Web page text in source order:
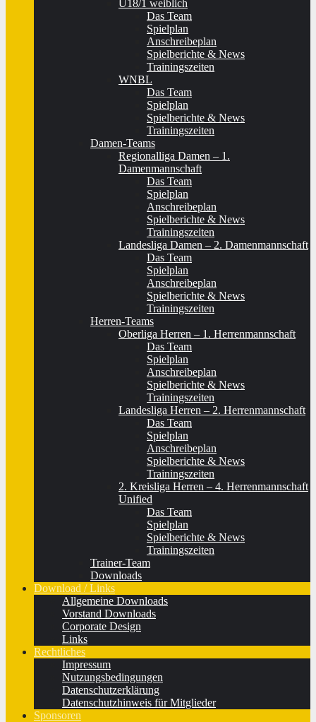
U18/1 weiblich
Das Team
Spielplan
Anschreibeplan
Spielberichte & News
Trainingszeiten
WNBL
Das Team
Spielplan
Spielberichte & News
Trainingszeiten
Damen-Teams
Regionalliga Damen – 1.
Damenmannschaft
Das Team
Spielplan
Anschreibeplan
Spielberichte & News
Trainingszeiten
Landesliga Damen – 2. Damenmannschaft
Das Team
Spielplan
Anschreibeplan
Spielberichte & News
Trainingszeiten
Herren-Teams
Oberliga Herren – 1. Herrenmannschaft
Das Team
Spielplan
Anschreibeplan
Spielberichte & News
Trainingszeiten
Landesliga Herren – 2. Herrenmannschaft
Das Team
Spielplan
Anschreibeplan
Spielberichte & News
Trainingszeiten
2. Kreisliga Herren – 4. Herrenmannschaft
Unified
Das Team
Spielplan
Spielberichte & News
Trainingszeiten
Trainer-Team
Downloads
Download / Links
Allgemeine Downloads
Vorstand Downloads
Corporate Design
Links
Rechtliches
Impressum
Nutzungsbedingungen
Datenschutzerklärung
Datenschutzhinweis für Mitglieder
Sponsoren